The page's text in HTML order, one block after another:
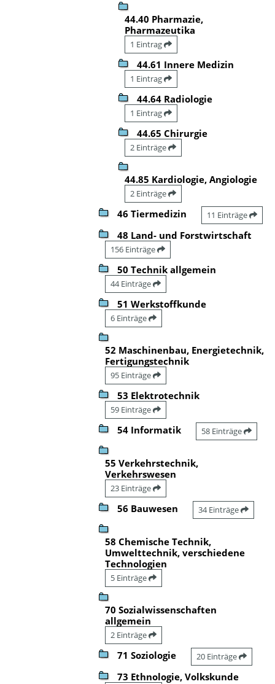
44.40 Pharmazie,
Pharmazeutika
1 Eintrag
44.61 Innere Medizin
1 Eintrag
44.64 Radiologie
1 Eintrag
44.65 Chirurgie
2 Einträge
44.85 Kardiologie, Angiologie
2 Einträge
46 Tiermedizin 11 Einträge
48 Land- und Forstwirtschaft
156 Einträge
50 Technik allgemein
44 Einträge
51 Werkstoffkunde
6 Einträge
52 Maschinenbau, Energietechnik,
Fertigungstechnik
95 Einträge
53 Elektrotechnik
59 Einträge
54 Informatik 58 Einträge
55 Verkehrstechnik,
Verkehrswesen
23 Einträge
56 Bauwesen 34 Einträge
58 Chemische Technik,
Umwelttechnik, verschiedene
Technologien
5 Einträge
70 Sozialwissenschaften
allgemein
2 Einträge
71 Soziologie 20 Einträge
73 Ethnologie, Volkskunde